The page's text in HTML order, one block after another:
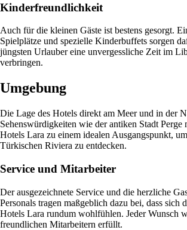
Kinderfreundlichkeit
Auch für die kleinen Gäste ist bestens gesorgt.
Spielplätze und spezielle Kinderbuffets sorgen
jüngsten Urlauber eine unvergessliche Zeit im
verbringen.
Umgebung
Die Lage des Hotels direkt am Meer und in der
Sehenswürdigkeiten wie der antiken Stadt Perge
Hotels Lara zu einem idealen Ausgangspunkt,
Türkischen Riviera zu entdecken.
Service und Mitarbeiter
Der ausgezeichnete Service und die herzliche
Personals tragen maßgeblich dazu bei, dass sich
Hotels Lara rundum wohlfühlen. Jeder Wunsch
freundlichen Mitarbeitern erfüllt.